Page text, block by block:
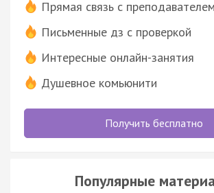
Прямая связь с преподавателем
Письменные дз с проверкой
Интересные онлайн-занятия
Душевное комьюнити
Получить бесплатно
Популярные